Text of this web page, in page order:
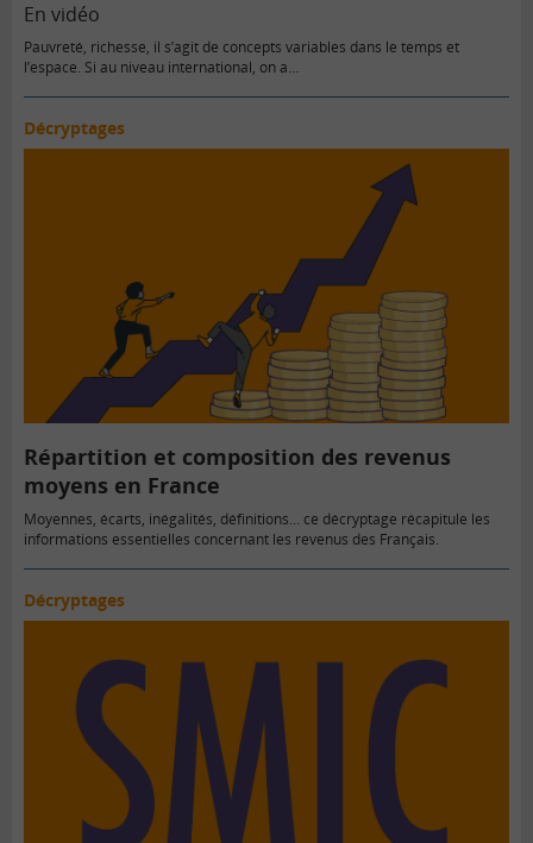
En vidéo
Pauvreté, richesse, il s’agit de concepts variables dans le temps et
l’espace. Si au niveau international, on a…
Décryptages
Répartition et composition des revenus
moyens en France
Moyennes, écarts, inégalités, définitions… ce décryptage récapitule les
informations essentielles concernant les revenus des Français.
Décryptages